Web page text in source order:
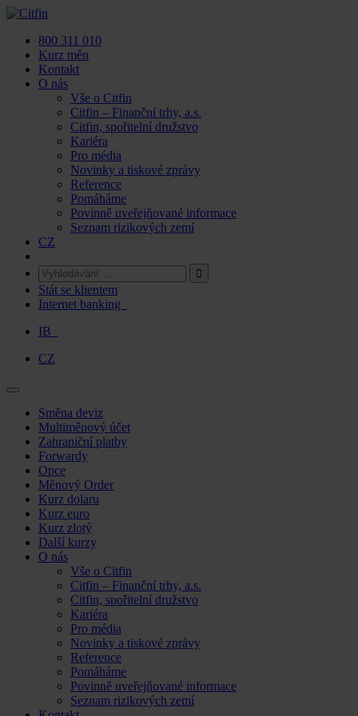
Skip
content800 311 010
Kurz měn
Kontakt
O nás
Vše o Citfin
Citfin – Finanční trhy, a.s.
Citfin, spořitelní družstvo
Kariéra
Pro média
Novinky a tiskové zprávy
Reference
Pomáháme
Povinně uveřejňované informace
Seznam rizikových zemí
CZ
Stát se klientem
Internet banking
IB
CZ
Skip
content
Směna deviz
Multiměnový účet
Zahraniční platby
Forwardy
Opce
Měnový Order
Kurz dolaru
Kurz euro
Kurz zlotý
Další kurzy
O nás
Vše o Citfin
Citfin – Finanční trhy, a.s.
Citfin, spořitelní družstvo
Kariéra
Pro média
Novinky a tiskové zprávy
Reference
Pomáháme
Povinně uveřejňované informace
Seznam rizikových zemí